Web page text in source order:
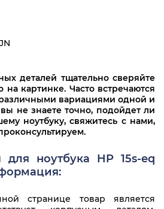
деталей тщательно сверяйте
на картинке. Часто встречаются
вариациями одной и
не знаете точно, подойдет ли
ноутбуку, свяжитесь с нами,
ноутбука HP 15s-eq
странице товар является